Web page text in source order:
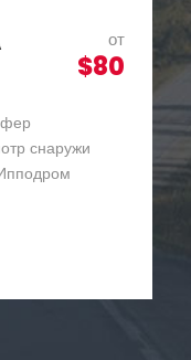
от
$30
➜Трансфер